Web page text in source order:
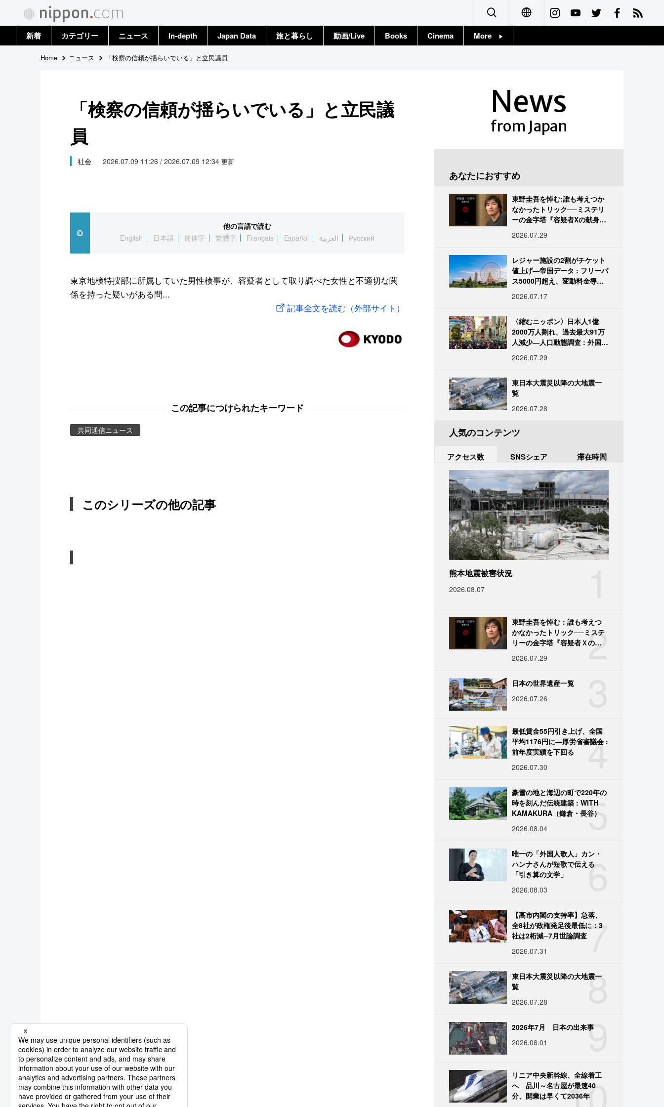
Français
新着 カテゴリー
政治・外交
社会
文化
スポーツ・東京2020
ニュース
トップ
In-depth Japan Data 旅と暮らし 動画/Live Books Cinema More
Home ニュース 「検察の信頼が揺らいでいる」と立民議員
「検察の信頼が揺らいでいる」と立民議
員
社会 2026.07.09 11:26 / 2026.07.09 12:34 更新
他の言語で読む
English
日本語 简体字 繁體字 Français Español العربية Русский
東京地検特捜部に所属していた男性検事が、容疑者として取り調べた女性と不適切な関
係を持った疑いがある問...
記事全文を読む（外部サイト）
この記事につけられたキーワード
共同通信ニュース
このシリーズの他の記事
News
from Japan
あなたにおすすめ
東野圭吾を悼む:誰も考えつか
なかったトリック──ミステリ
ーの金字塔『容疑者Xの献身』
2026.07.29
レジャー施設の2割がチケット
値上げ―帝国データ : フリーパ
ス5000円超え、変動料金導入
2026.07.17
〈縮むニッポン〉日本人1億
2000万人割れ、過去最大91万
人減少―人口動態調査 : 外国人
2026.07.29
東日本大震災以降の大地震一
覧
2026.07.28
人気のコンテンツ
アクセス数 SNSシェア 滞在時間
熊本地震被害状況
2026.08.07
2
東野圭吾を悼む：誰も考えつ
かなかったトリック──ミステ
リーの金字塔『容疑者Ｘの献
2026.07.29
日本の世界遺産一覧
2026.07.26
4
最低賃金55円引き上げ、全国
平均1176円に―厚労省審議会 :
前年度実績を下回る
2026.07.30
5
豪雪の地と海辺の町で220年の
時を刻んだ伝統建築 : WITH
KAMAKURA（鎌倉・長谷）
2026.08.04
6
唯一の「外国人歌人」カン・
ハンナさんが短歌で伝える
「引き算の文学」
2026.08.03
7
【高市内閣の支持率】急落、
全8社が政権発足後最低に：3
社は2桁減─7月世論調査
2026.07.31
8
東日本大震災以降の大地震一
覧
2026.07.28
9
2026年7月 日本の出来事
2026.08.01
10
リニア中央新幹線、全線着工
へ 品川～名古屋が最速40
分、開業は早くて2036年